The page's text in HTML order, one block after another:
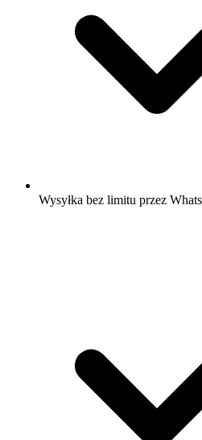
Wysyłka bez limitu przez